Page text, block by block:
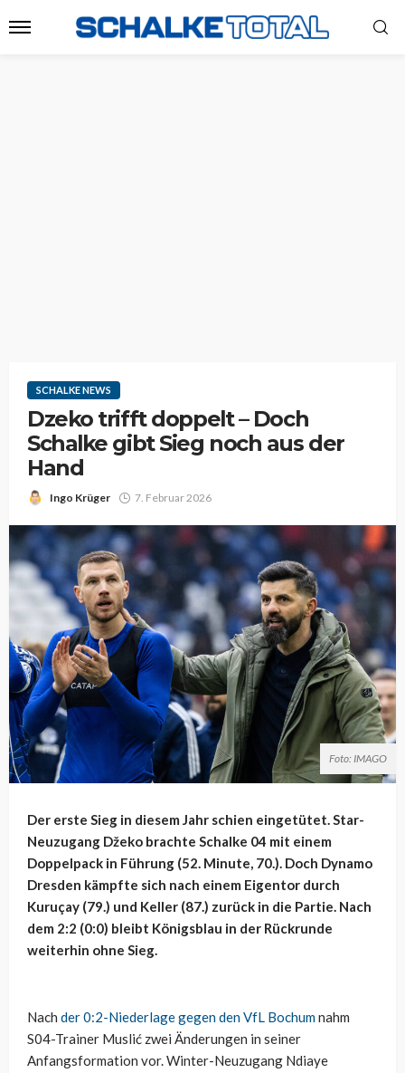
SCHALKE NEWS
Dzeko trifft doppelt – Doch
Schalke gibt Sieg noch aus der
Hand
Ingo Krüger 7. Februar 2026
Foto: IMAGO
Der erste Sieg in diesem Jahr schien eingetütet. Star-
Neuzugang Džeko brachte Schalke 04 mit einem
Doppelpack in Führung (52. Minute, 70.). Doch Dynamo
Dresden kämpfte sich nach einem Eigentor durch
Kuruçay (79.) und Keller (87.) zurück in die Partie. Nach
dem 2:2 (0:0) bleibt Königsblau in der Rückrunde
weiterhin ohne Sieg.
Nach der 0:2-Niederlage gegen den VfL Bochumnahm
S04-Trainer Muslić zwei Änderungen in seiner
Anfangsformation vor. Winter-Neuzugang Ndiaye